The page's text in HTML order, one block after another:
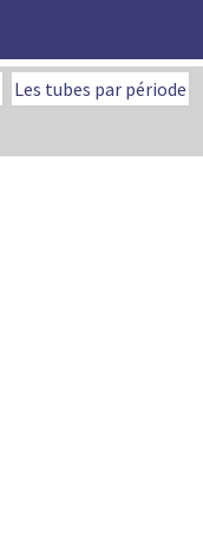
Les tubes par période